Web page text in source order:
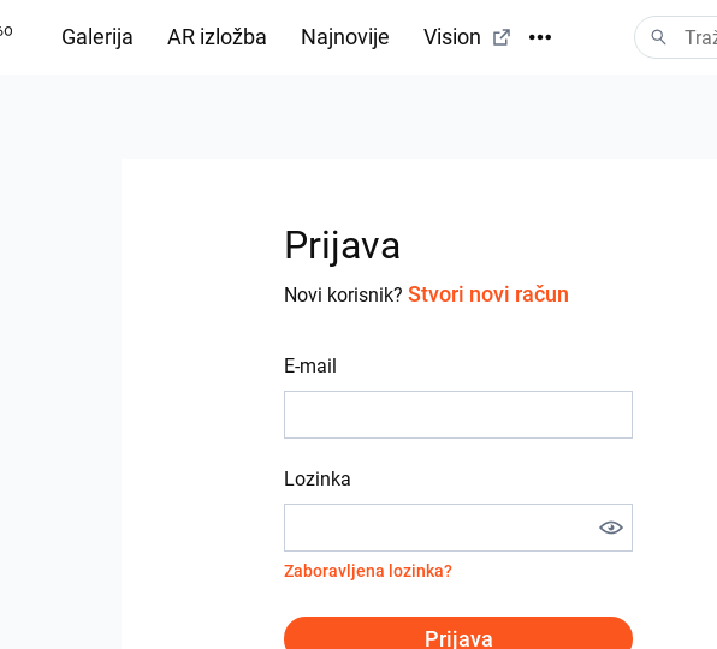
Galerija AR izložba Najnovije Vision
Prijava
Novi korisnik? Stvori novi račun
E-mail
Lozinka
Zaboravljena lozinka?
Prijava